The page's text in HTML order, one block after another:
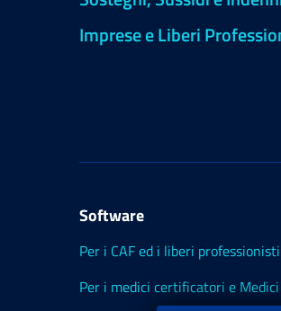
Imprese e Liberi
Software
Per i CAF ed i liberi professionisti
Per i medici certificatori e